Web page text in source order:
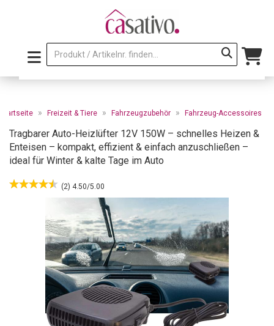
Startseite » Freizeit & Tiere » Fahrzeugzubehör » Fahrzeug-Accessoires
Tragbarer Auto-Heizlüfter 12V 150W – schnelles Heizen &
Enteisen – kompakt, effizient & einfach anzuschließen –
ideal für Winter & kalte Tage im Auto
(2) 4.50/5.00